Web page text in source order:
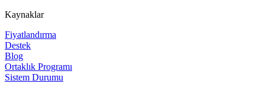
Kaynaklar
Fiyatlandırma
Destek
Blog
Ortaklık Programı
Sistem Durumu